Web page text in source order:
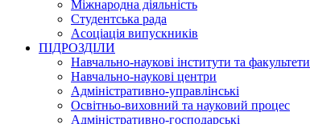
Міжнародна діяльність
Студентська рада
Асоціація випускників
ПІДРОЗДІЛИ
Навчально-наукові інститути та факультети
Навчально-наукові центри
Адміністративно-управлінські
Освітньо-виховний та науковий процес
Адміністративно-господарські